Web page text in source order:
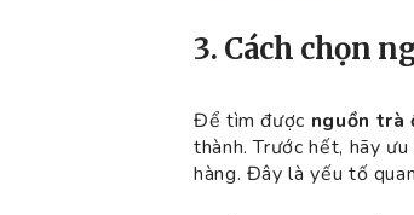
3. Cách chọn
Để tìm được nguồn trà
thành. Trước hết, hãy
hàng. Đây là yếu tố